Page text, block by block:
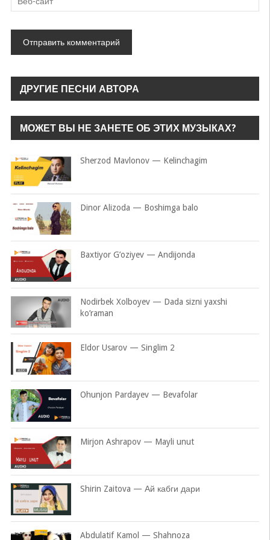
ДРУГИЕ ПЕСНИ АВТОРА
МОЖЕТ ВЫ НЕ ЗАНЕТЕ ОБ ЭТИХ МУЗЫКАХ?
Sherzod Mavlonov — Kelinchagim
Dinor Alizoda — Boshimga balo
Baxtiyor G’oziyev — Andijonda
Nodirbek Xolboyev — Dada sizni yaxshi
ko’raman
Eldor Usarov — Singlim 2
Ohunjon Pardayev — Bevafolar
Mirjon Ashrapov — Mayli unut
Shirin Zaitova — Ай кабги дари
Abdulatif Kamol — Shahnoza